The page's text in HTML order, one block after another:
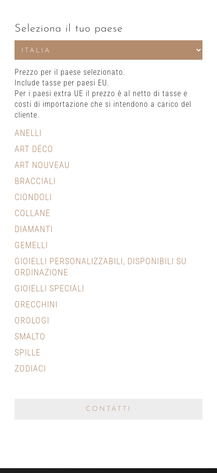
Seleziona il tuo paese
Prezzo per il paese selezionato.
Include tasse per paesi EU.
Per i paesi extra UE il prezzo è al netto di tasse e
costi di importazione che si intendono a carico del
cliente.
ANELLI
ART DÉCO
ART NOUVEAU
BRACCIALI
CIONDOLI
COLLANE
DIAMANTI
GEMELLI
GIOIELLI PERSONALIZZABILI, DISPONIBILI SU
ORDINAZIONE
GIOIELLI SPECIALI
ORECCHINI
OROLOGI
SMALTO
SPILLE
ZODIACI
CONTATTI